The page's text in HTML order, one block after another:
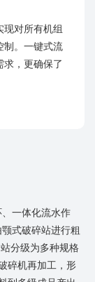
对所有机组
制。一键式流
求，更确保了
一体化流水作
式破碎站进行粗
分级为多种规格
碎机再加工，形